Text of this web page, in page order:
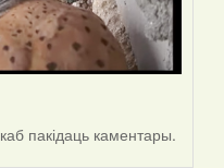
каб пакідаць каментары.